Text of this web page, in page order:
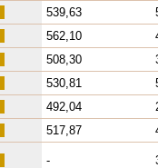
539,63
562,10
508,30
530,81
492,04
517,87
-